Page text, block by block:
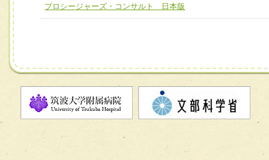
他職種の視点とスキルを学び、相互理解と連携を深める
チーム04【口腔ケアチーム】
チーム07【病院職員に対する院内感染対策教育チーム】
チーム08【地域関係機関と連携した小児リハビリテーショ
チーム】
プロシージャーズ・コンサルト 日本版